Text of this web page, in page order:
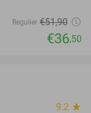
Regulier €51,90
€36,50
9.2 star